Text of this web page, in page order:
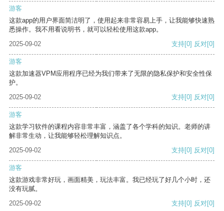
游客
这款app的用户界面简洁明了，使用起来非常容易上手，让我能够快速熟
悉操作。我不用看说明书，就可以轻松使用这款app。
2025-09-02
支持[0] 反对[0]
游客
这款加速器VPM应用程序已经为我们带来了无限的隐私保护和安全性保
护。
2025-09-02
支持[0] 反对[0]
游客
这款学习软件的课程内容非常丰富，涵盖了各个学科的知识。老师的讲
解非常生动，让我能够轻松理解知识点。
2025-09-02
支持[0] 反对[0]
游客
这款游戏非常好玩，画面精美，玩法丰富。我已经玩了好几个小时，还
没有玩腻。
2025-09-02
支持[0] 反对[0]